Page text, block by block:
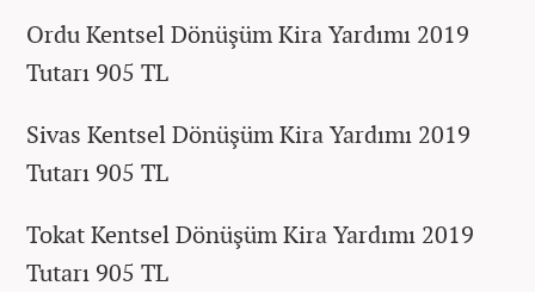
Ordu Kentsel Dönüşüm Kira Yardımı 2019
Tutarı 905 TL
Sivas Kentsel Dönüşüm Kira Yardımı 2019
Tutarı 905 TL
Tokat Kentsel Dönüşüm Kira Yardımı 2019
Tutarı 905 TL